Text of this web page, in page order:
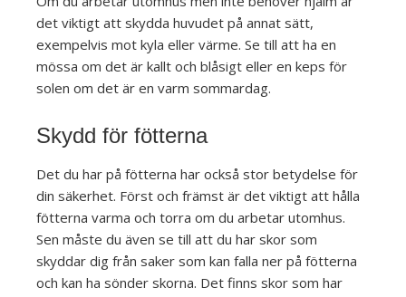
det viktigt att skydda huvudet på annat sätt,
exempelvis mot kyla eller värme. Se till att ha en
mössa om det är kallt och blåsigt eller en keps för
solen om det är en varm sommardag.
Skydd för fötterna
Det du har på fötterna har också stor betydelse för
din säkerhet. Först och främst är det viktigt att hålla
fötterna varma och torra om du arbetar utomhus.
Sen måste du även se till att du har skor som
skyddar dig från saker som kan falla ner på fötterna
och kan ha sönder skorna. Det finns skor som har